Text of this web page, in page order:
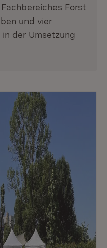
Forst
und vier
der Umsetzung